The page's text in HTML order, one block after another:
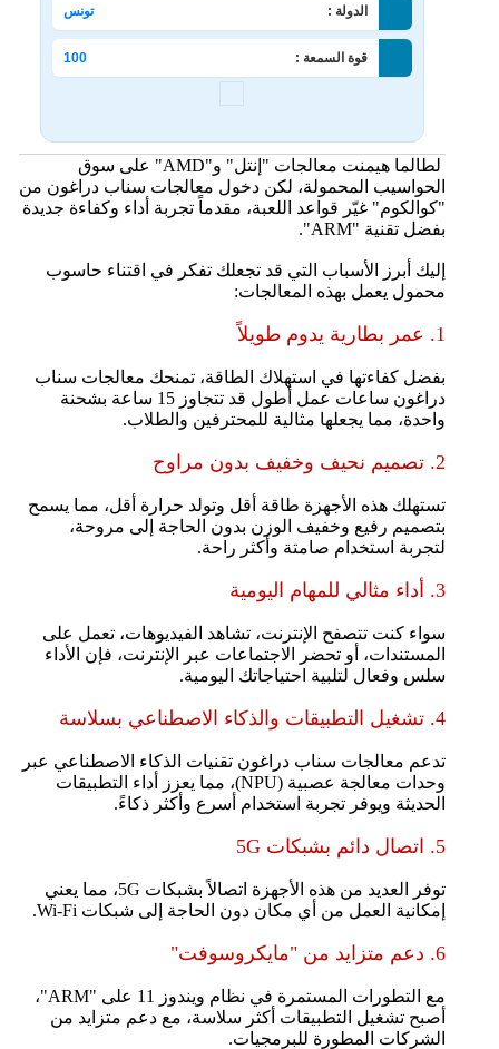
الدولة : تونس
قوة السمعة : 100
لطالما هيمنت معالجات "إنتل" و"AMD" على سوق
الحواسيب المحمولة، لكن دخول معالجات سناب دراغون من
"كوالكوم" غيّر قواعد اللعبة، مقدماً تجربة أداء وكفاءة جديدة
بفضل تقنية "ARM".
إليك أبرز الأسباب التي قد تجعلك تفكر في اقتناء حاسوب
محمول يعمل بهذه المعالجات:
1. عمر بطارية يدوم طويلاً
بفضل كفاءتها في استهلاك الطاقة، تمنحك معالجات سناب
دراغون ساعات عمل أطول قد تتجاوز 15 ساعة بشحنة
واحدة، مما يجعلها مثالية للمحترفين والطلاب.
2. تصميم نحيف وخفيف بدون مراوح
تستهلك هذه الأجهزة طاقة أقل وتولد حرارة أقل، مما يسمح
بتصميم رفيع وخفيف الوزن بدون الحاجة إلى مروحة،
لتجربة استخدام صامتة وأكثر راحة.
3. أداء مثالي للمهام اليومية
سواء كنت تتصفح الإنترنت، تشاهد الفيديوهات، تعمل على
المستندات، أو تحضر الاجتماعات عبر الإنترنت، فإن الأداء
سلس وفعال لتلبية احتياجاتك اليومية.
4. تشغيل التطبيقات والذكاء الاصطناعي بسلاسة
تدعم معالجات سناب دراغون تقنيات الذكاء الاصطناعي عبر
وحدات معالجة عصبية (NPU)، مما يعزز أداء التطبيقات
الحديثة ويوفر تجربة استخدام أسرع وأكثر ذكاءً.
5. اتصال دائم بشبكات 5G
توفر العديد من هذه الأجهزة اتصالاً بشبكات 5G، مما يعني
إمكانية العمل من أي مكان دون الحاجة إلى شبكات Wi-Fi.
6. دعم متزايد من "مايكروسوفت"
مع التطورات المستمرة في نظام ويندوز 11 على "ARM"،
أصبح تشغيل التطبيقات أكثر سلاسة، مع دعم متزايد من
الشركات المطورة للبرمجيات.